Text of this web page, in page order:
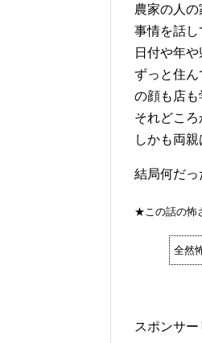
農家の人
事情を話し
日付や年
ずっと住ん
の顔も店も
それどころ
しかも両親
結局何だっ
★この話の怖
全然
スポンサー